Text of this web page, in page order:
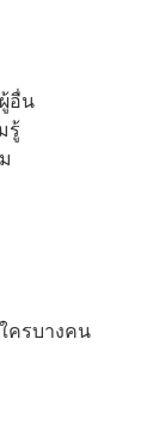
อื่น
รู้
ครบางคน